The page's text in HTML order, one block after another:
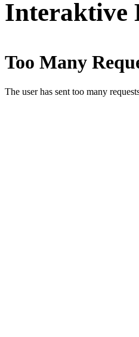
Interaktive